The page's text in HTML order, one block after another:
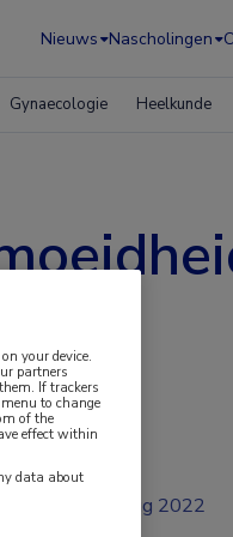
Nieuws Nascholingen
Gynaecologie Heelkunde
aug 2022
your device.
partners
If trackers
to change
of the
effect within
data about